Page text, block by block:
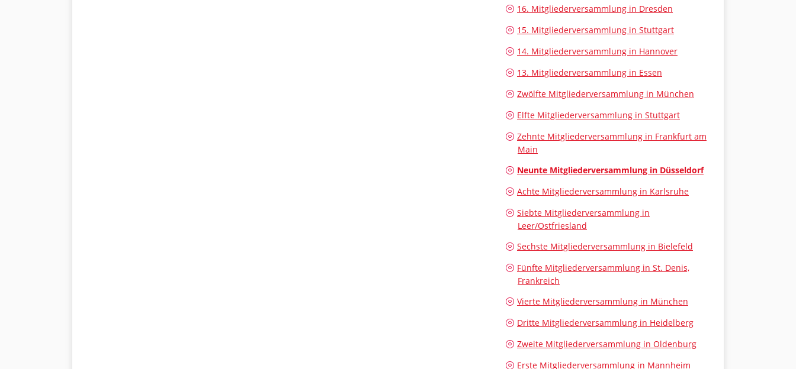
16. Mitgliederversammlung in Dresden
15. Mitgliederversammlung in Stuttgart
14. Mitgliederversammlung in Hannover
13. Mitgliederversammlung in Essen
Zwölfte Mitgliederversammlung in München
Elfte Mitgliederversammlung in Stuttgart
Zehnte Mitgliederversammlung in Frankfurt am
Main
Neunte Mitgliederversammlung in Düsseldorf
Achte Mitgliederversammlung in Karlsruhe
Siebte Mitgliederversammlung in
Leer/Ostfriesland
Sechste Mitgliederversammlung in Bielefeld
Fünfte Mitgliederversammlung in St. Denis,
Frankreich
Vierte Mitgliederversammlung in München
Dritte Mitgliederversammlung in Heidelberg
Zweite Mitgliederversammlung in Oldenburg
Erste Mitgliederversammlung in Mannheim